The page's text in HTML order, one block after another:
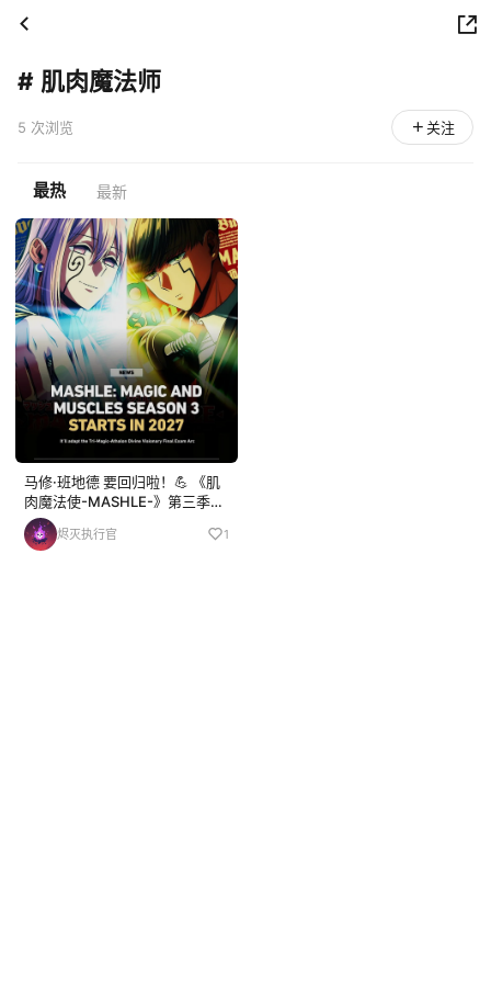
# 肌肉魔法师
5 次浏览 关注
最热 最新
马修·班地德 要回归啦！💪 《肌
肉魔法使-MASHLE-》第三季正
式确定，2027年开播！ 本季将
改编 三魔对争·神觉者最终试验
烬灭执行官 1